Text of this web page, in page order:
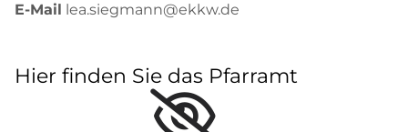
E-Mail lea.siegmann@ekkw.de
Hier finden Sie das Pfarramt